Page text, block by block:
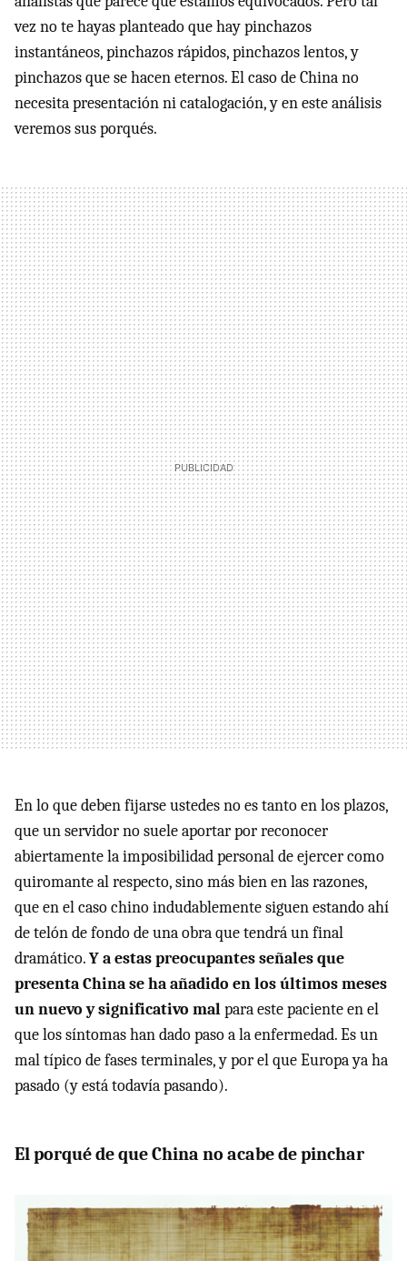
vez no te hayas planteado que hay pinchazos
instantáneos, pinchazos rápidos, pinchazos lentos, y
pinchazos que se hacen eternos. El caso de China no
necesita presentación ni catalogación, y en este análisis
veremos sus porqués.
En lo que deben fijarse ustedes no es tanto en los plazos,
que un servidor no suele aportar por reconocer
abiertamente la imposibilidad personal de ejercer como
quiromante al respecto, sino más bien en las razones,
que en el caso chino indudablemente siguen estando ahí
de telón de fondo de una obra que tendrá un final
dramático.Y a estas preocupantes señales que
presenta China se ha añadido en los últimos meses
un nuevo y significativo malpara este paciente en el
que los síntomas han dado paso a la enfermedad. Es un
mal típico de fases terminales, y por el que Europa ya ha
pasado (y está todavía pasando).
El porqué de que China no acabe de pinchar